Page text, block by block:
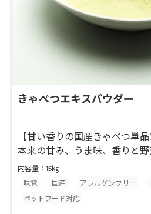
きゃべつエキスパウダー
【甘い香りの国産きゃべつ単
本来の甘み、うま味、香りと
品野菜エキスです。国産のきゃ
す。「きゃべつエキス」(冷凍
ます。北海道工場製品です。冷
内容量：15㎏
味覚
国産 アレルゲンフリー
ペットフード対応